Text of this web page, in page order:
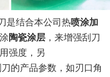
是结合本公司热喷涂加
陶瓷涂层 ，来增强刮刀
强度，另
的产品参数，如刃口角